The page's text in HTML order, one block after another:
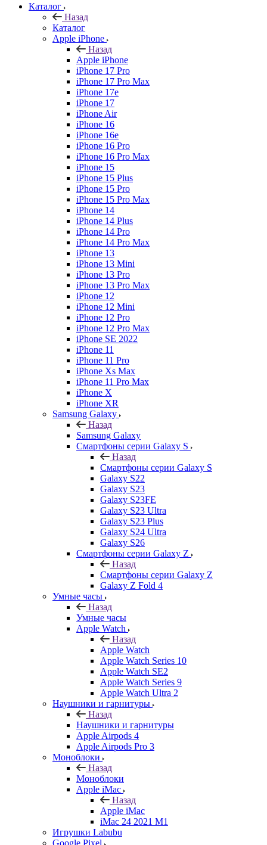
Каталог
Назад
Каталог
Apple iPhone
Назад
Apple iPhone
iPhone 17 Pro
iPhone 17 Pro Max
iPhone 17e
iPhone 17
iPhone Air
iPhone 16
iPhone 16e
iPhone 16 Pro
iPhone 16 Pro Max
iPhone 15
iPhone 15 Plus
iPhone 15 Pro
iPhone 15 Pro Max
iPhone 14
iPhone 14 Plus
iPhone 14 Pro
iPhone 14 Pro Max
iPhone 13
iPhone 13 Mini
iPhone 13 Pro
iPhone 13 Pro Max
iPhone 12
iPhone 12 Mini
iPhone 12 Pro
iPhone 12 Pro Max
iPhone SE 2022
iPhone 11
iPhone 11 Pro
iPhone Xs Max
iPhone 11 Pro Max
iPhone X
iPhone XR
Samsung Galaxy
Назад
Samsung Galaxy
Смартфоны серии Galaxy S
Назад
Смартфоны серии Galaxy S
Galaxy S22
Galaxy S23
Galaxy S23FE
Galaxy S23 Ultra
Galaxy S23 Plus
Galaxy S24 Ultra
Galaxy S26
Смартфоны серии Galaxy Z
Назад
Смартфоны серии Galaxy Z
Galaxy Z Fold 4
Умные часы
Назад
Умные часы
Apple Watch
Назад
Apple Watch
Apple Watch Series 10
Apple Watch SE2
Apple Watch Series 9
Apple Watch Ultra 2
Наушники и гарнитуры
Назад
Наушники и гарнитуры
Apple Airpods 4
Apple Airpods Pro 3
Моноблоки
Назад
Моноблоки
Apple iMac
Назад
Apple iMac
iMac 24 2021 M1
Игрушки Labubu
Google Pixel